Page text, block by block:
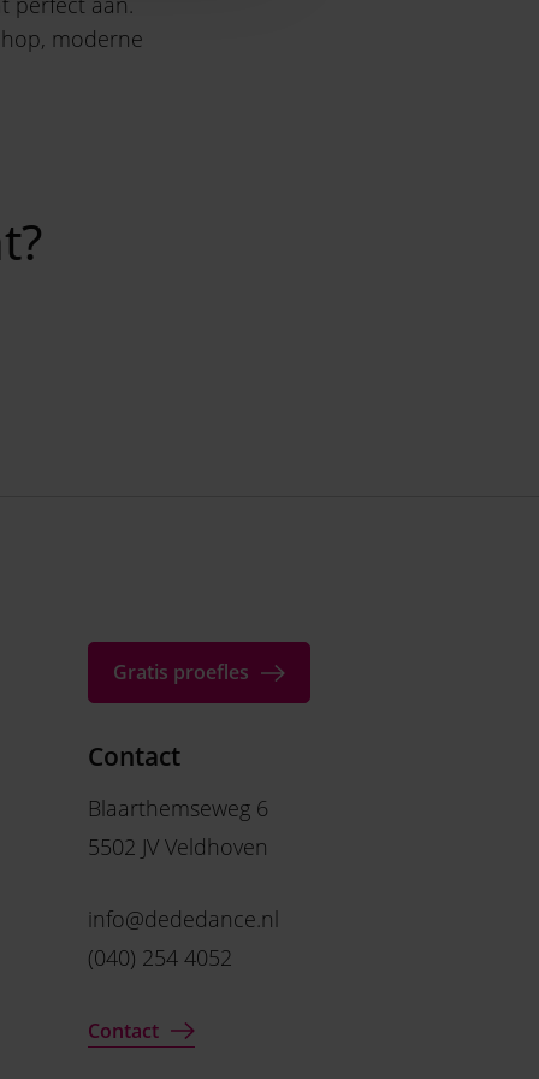
moderne
Gratis proefles
Contact
Blaarthemseweg 6
5502 JV Veldhoven
info@dededance.nl
(040) 254 4052
Contact